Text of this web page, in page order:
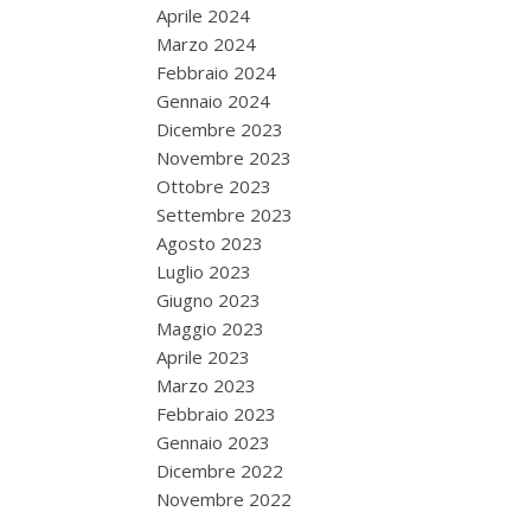
Aprile 2024
Marzo 2024
Febbraio 2024
Gennaio 2024
Dicembre 2023
Novembre 2023
Ottobre 2023
Settembre 2023
Agosto 2023
Luglio 2023
Giugno 2023
Maggio 2023
Aprile 2023
Marzo 2023
Febbraio 2023
Gennaio 2023
Dicembre 2022
Novembre 2022